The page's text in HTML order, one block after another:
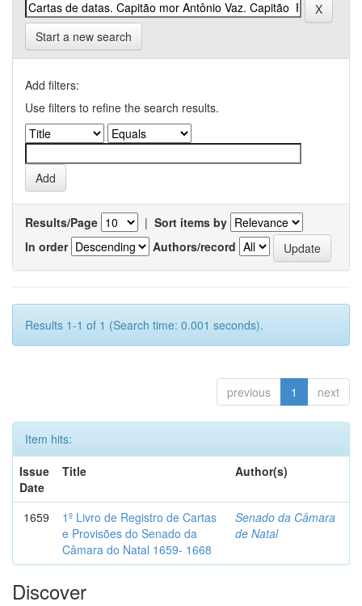
Start a new search
Add filters:
Use filters to refine the search results.
Results/Page | Sort items by
In order
Authors/record
Results 1-1 of 1 (Search time: 0.001 seconds).
previous 1 next
Item hits:
Issue
Date
Title Author(s)
1659
1º Livro de Registro de Cartas
e Provisões do Senado da
Câmara do Natal 1659- 1668
Senado da Câmara
de Natal
Discover